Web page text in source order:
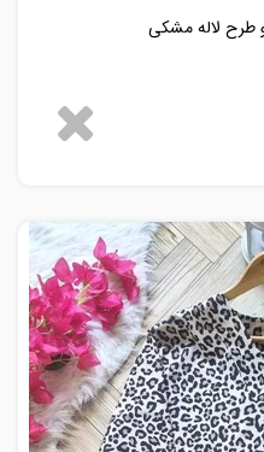
طرح لاله مشکی